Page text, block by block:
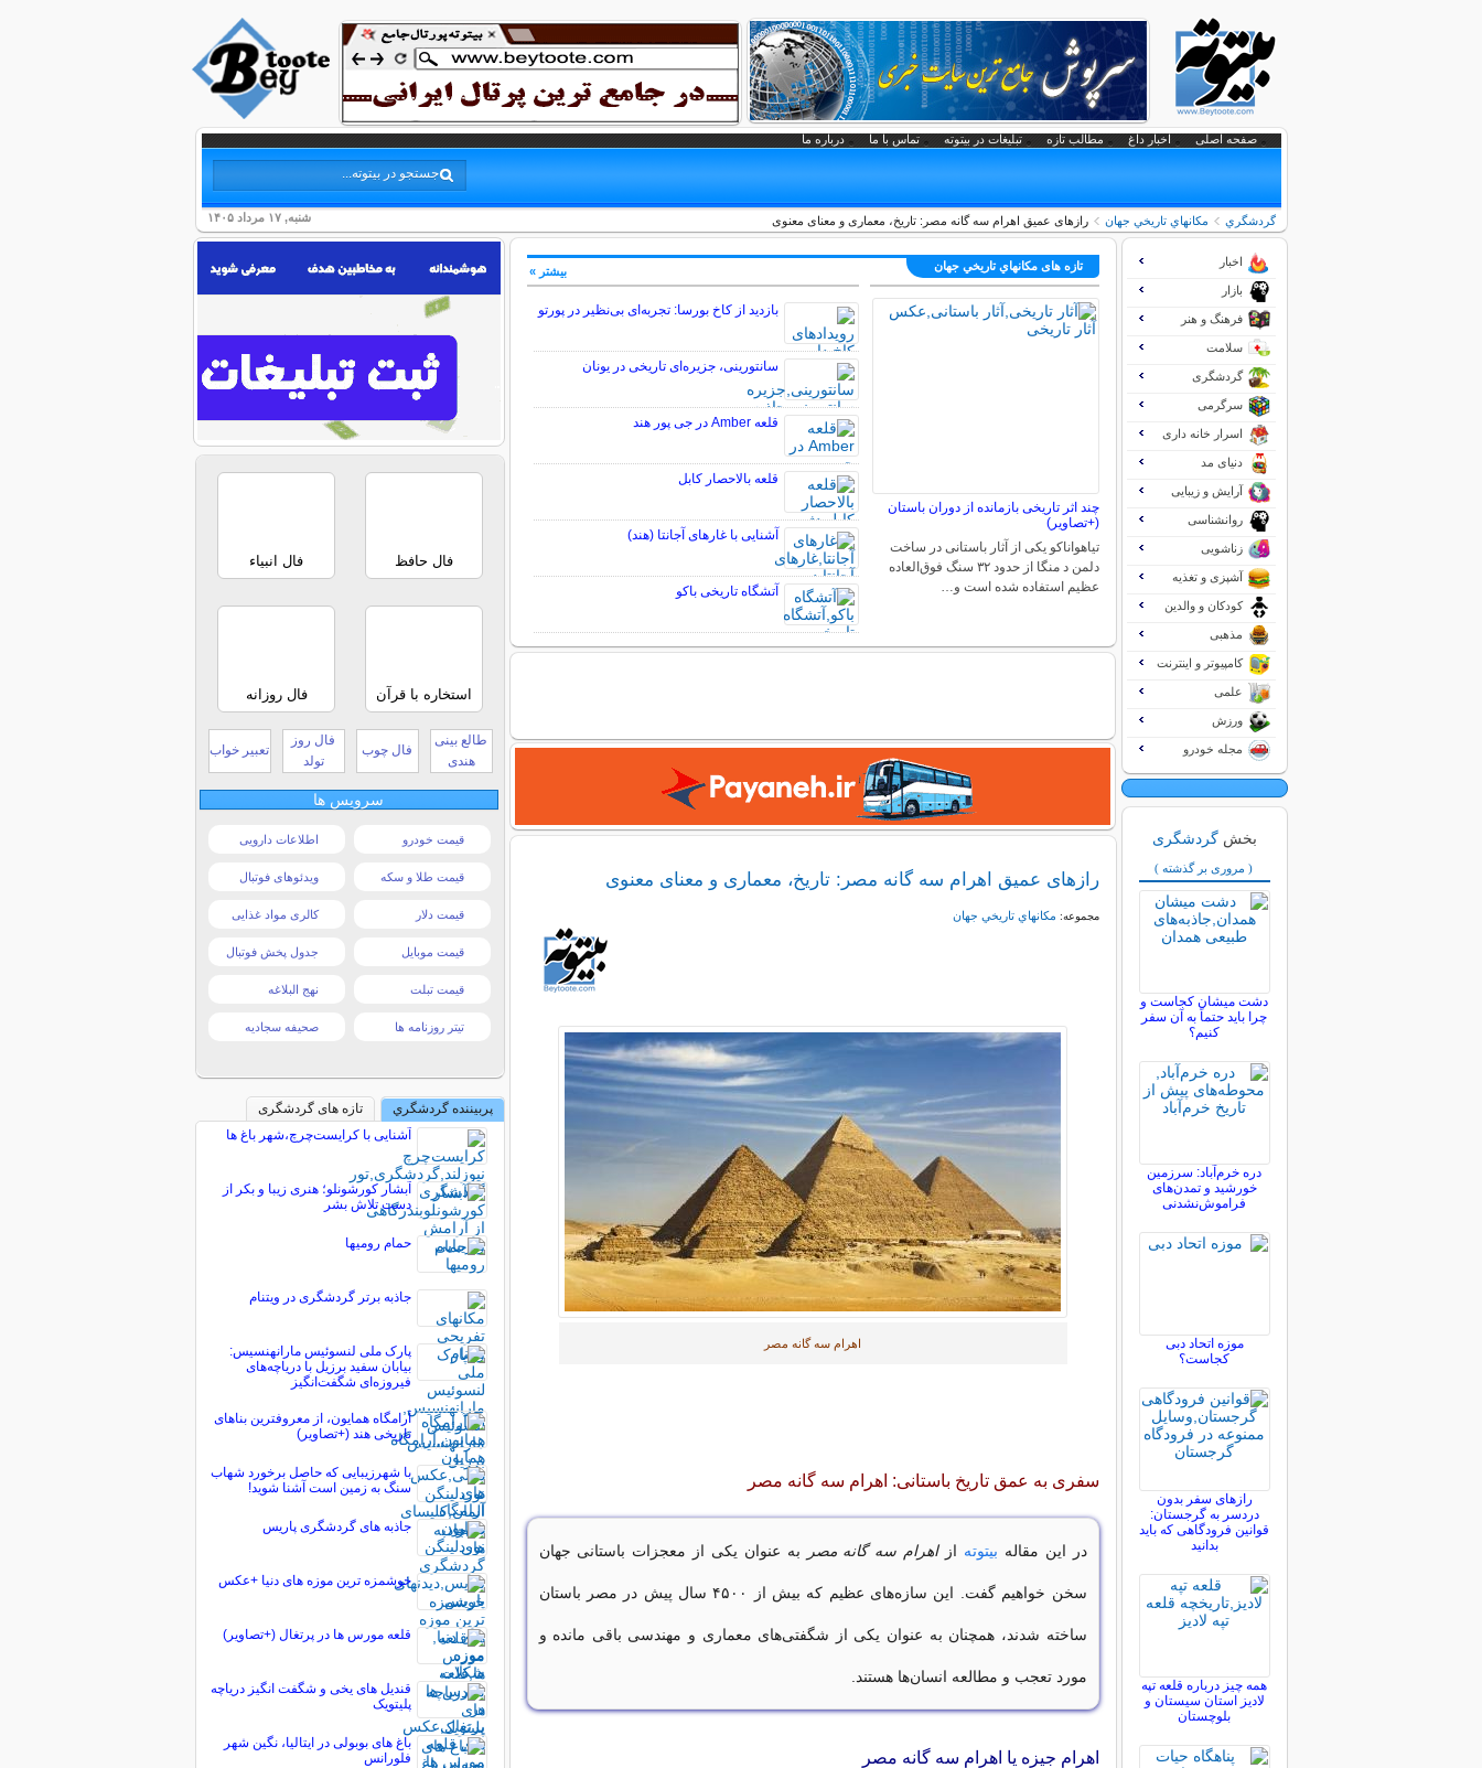
صفحه اصلی اخبار داغ مطالب تازه تبلیغات در بیتوته تماس با ما درباره ما
شنبه, ۱۷ مرداد ۱۴۰۵ گردشگري مكانهاي تاريخي جهان رازهای عمیق اهرام سه گانه مصر: تاریخ، معماری و معنای معنوی
تازه های مكانهاي تاريخي جهان
چند اثر تاریخی بازمانده از دوران باستان
(+تصاویر)
تیاهواناکو یکی از آثار باستانی در ساخت
دلمن د منگا از حدود ۳۲ سنگ فوق‌العاده
عظیم استفاده شده است و…
بازدید از کاخ بورسا: تجربه‌ای بی‌نظیر در پورتو
سانتورینی، جزیره‌ای تاریخی در یونان
قلعه Amber در جی پور هند
قلعه بالاحصار کابل
آشنایی با غارهای آجانتا (هند)
آتشگاه تاریخی باکو
بیشتر »
رازهای عمیق اهرام سه گانه مصر: تاریخ، معماری و معنای معنوی
مجموعه: مكانهاي تاريخي جهان
اهرام سه گانه مصر
سفری به عمق تاریخ باستانی: اهرام سه گانه مصر
در این مقاله بیتوته ازاهرام سه گانه مصر به عنوان یکی از معجزات باستانی جهان
سخن خواهیم گفت. این سازه‌های عظیم که بیش از ۴۵۰۰ سال پیش در مصر باستان
ساخته شدند، همچنان به عنوان یکی از شگفتی‌های معماری و مهندسی باقی مانده و
مورد تعجب و مطالعه انسان‌ها هستند.
اهرام جیزه یا اهرام سه گانه مصر
اخبار
بازار
فرهنگ و هنر
سلامت
گردشگری
سرگرمی
اسرار خانه داری
دنیای مد
آرایش و زیبایی
روانشناسی
زناشویی
آشپزی و تغذیه
کودکان و والدین
مذهبی
کامپیوتر و اینترنت
علمی
ورزش
مجله خودرو
بخش گردشگری
( مروری بر گذشته )
دشت میشان کجاست و
چرا باید حتماً به آن سفر
کنیم؟
دره خرم‌آباد: سرزمین
خورشید و تمدن‌های
فراموش‌نشدنی
موزه اتحاد دبی
کجاست؟
رازهای سفر بدون
دردسر به گرجستان:
قوانین فرودگاهی که باید
بدانید
همه چیز درباره قلعه تپه
لادیز استان سیستان و
بلوچستان
فال حافظ فال انبیاء
استخاره با قرآن فال روزانه
طالع بینی
هندی
فال چوب
فال روز
تولد
تعبیر خواب
سرویس ها
قیمت خودرو اطلاعات دارویی
قیمت طلا و سکه ویدئوهای فوتبال
قیمت دلار کالری مواد غذایی
قیمت موبایل جدول پخش فوتبال
قیمت تبلت نهج البلاغه
تیتر روزنامه ها صحیفه سجادیه
پربیننده گردشگري
تازه های گردشگری
آشنایی با کرایست‌چرچ،شهر باغ ها
آبشار کورشونلو؛ هنری زیبا و بکر از
دست تلاش بشر
حمام روميها
جاذبه برتر گردشگری در ویتنام
پارک ملی لنسوئیس مارانهنسیس:
بیابان سفید برزیل با دریاچه‌های
فیروزه‌ای شگفت‌انگیز
آرامگاه همایون، از معروفترین بناهای
تاریخی هند (+تصاویر)
با شهرزیبایی که حاصل برخورد شهاب
سنگ به زمین است آشنا شوید!
جاذبه های گردشگری پاریس
خوشمزه ترین موزه های دنیا +عکس
قلعه مورس ها در پرتغال (+تصاویر)
قندیل های یخی و شگفت انگیز دریاچه
پلیتویک
باغ های بوبولی در ایتالیا، نگین شهر
فلورانس